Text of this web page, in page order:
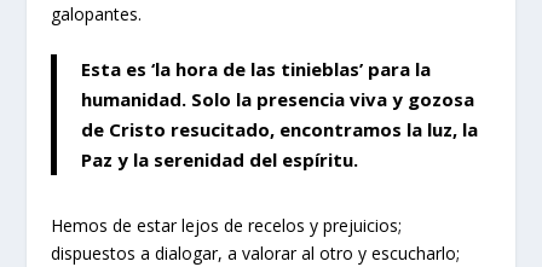
galopantes.
Esta es ‘la hora de las tinieblas’ para la
humanidad. Solo la presencia viva y gozosa
de Cristo resucitado, encontramos la luz, la
Paz y la serenidad del espíritu.
Hemos de estar lejos de recelos y prejuicios;
dispuestos a dialogar, a valorar al otro y escucharlo;